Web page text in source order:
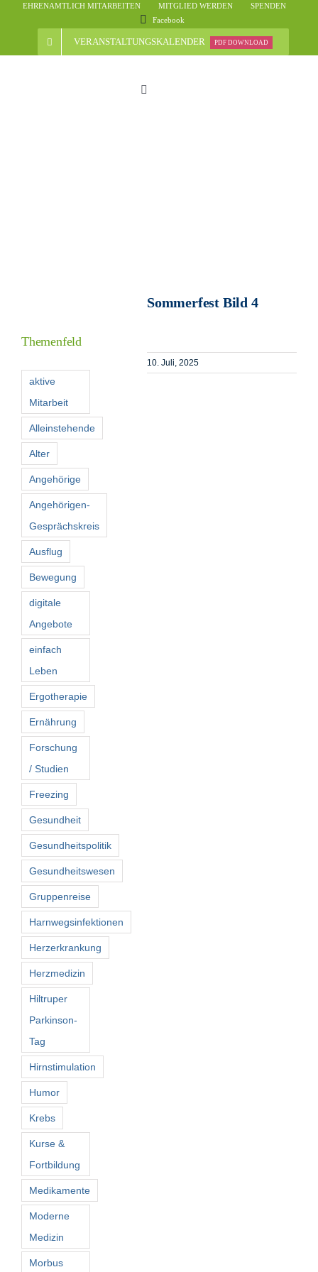
EHRENAMTLICH MITARBEITEN MITGLIED WERDEN
SPENDEN
Facebook
VERANSTALTUNGSKALENDER PDF DOWNLOAD
Toggle
Förderer
Sommerfest Bild 4
10. Juli, 2025
Themenfeld
aktive
Mitarbeit
Alleinstehende
Alter
Angehörige
Angehörigen-
Gesprächskreis
Ausflug
Bewegung
digitale
Angebote
einfach
Leben
Ergotherapie
Ernährung
Forschung
/ Studien
Freezing
Gesundheit
Gesundheitspolitik
Gesundheitswesen
Gruppenreise
Harnwegsinfektionen
Herzerkrankung
Herzmedizin
Hiltruper
Parkinson-
Tag
Hirnstimulation
Humor
Krebs
Kurse &
Fortbildung
Medikamente
Moderne
Medizin
Morbus